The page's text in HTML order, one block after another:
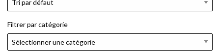
Filtrer par catégorie